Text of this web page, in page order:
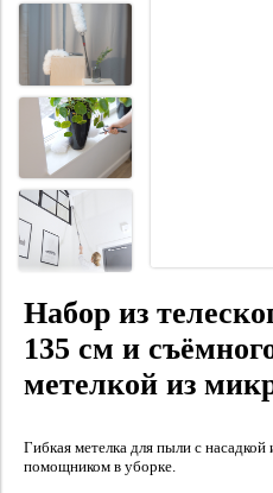
Набор из
135 см и
метелкой из
Гибкая метелка для пыли с
помощником в уборке.